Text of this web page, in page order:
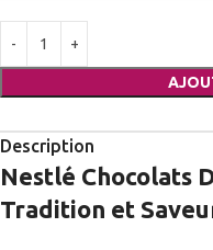
Description
Nestlé Chocolats
Tradition et